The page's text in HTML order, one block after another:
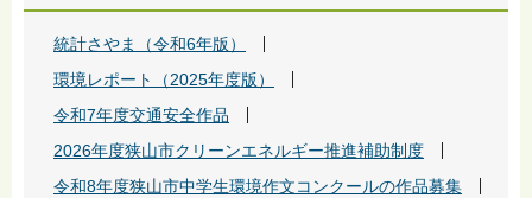
統計さやま（令和6年版）
環境レポート（2025年度版）
令和7年度交通安全作品
2026年度狭山市クリーンエネルギー推進補助制度
令和8年度狭山市中学生環境作文コンクールの作品募集